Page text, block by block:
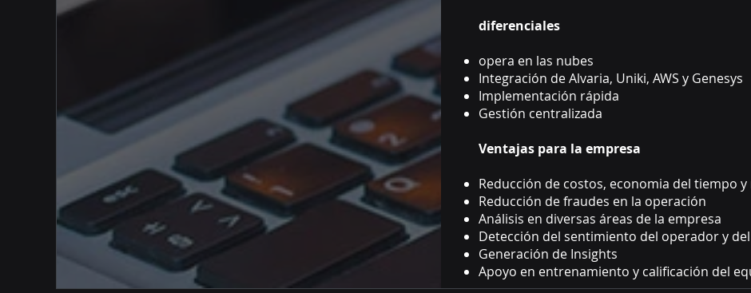
diferenciales
opera en las nubes
Integración de Alvaria, Uniki, AWS y Genesys
Implementación rápida
Gestión centralizada
Ventajas para la empresa
Reducción de costos, economia del tiempo
Reducción de fraudes en la operación
Análisis en diversas áreas de la empresa
Detección del sentimiento del operador y
Generación de Insights
Apoyo en entrenamiento y calificación del